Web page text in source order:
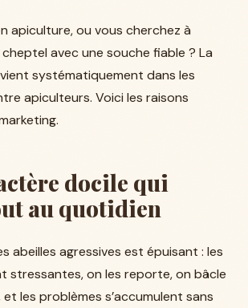
apiculture, ou vous cherchez à
avec une souche fiable ? La
systématiquement dans les
apiculteurs. Voici les raisons
docile qui
au quotidien
abeilles agressives est épuisant : les
stressantes, on les reporte, on bâcle
les problèmes s’accumulent sans